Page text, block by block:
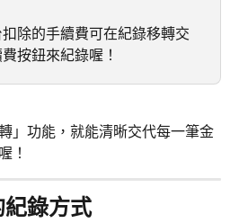
除的手續費可在紀錄移轉交
按鈕來紀錄喔！
」功能，就能清晰交代每一筆金
！
錄方式